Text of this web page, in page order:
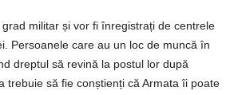
militar și vor fi înregistrați de centrele
Persoanele care au un loc de muncă în
dreptul să revină la postul lor după
trebuie să fie conștienți că Armata îi poate